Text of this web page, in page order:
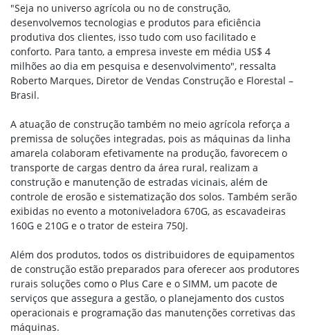
"Seja no universo agrícola ou no de construção,
desenvolvemos tecnologias e produtos para eficiência
produtiva dos clientes, isso tudo com uso facilitado e
conforto. Para tanto, a empresa investe em média US$ 4
milhões ao dia em pesquisa e desenvolvimento", ressalta
Roberto Marques, Diretor de Vendas Construção e Florestal –
Brasil.
A atuação de construção também no meio agrícola reforça a
premissa de soluções integradas, pois as máquinas da linha
amarela colaboram efetivamente na produção, favorecem o
transporte de cargas dentro da área rural, realizam a
construção e manutenção de estradas vicinais, além de
controle de erosão e sistematização dos solos. Também serão
exibidas no evento a motoniveladora 670G, as escavadeiras
160G e 210G e o trator de esteira 750J.
Além dos produtos, todos os distribuidores de equipamentos
de construção estão preparados para oferecer aos produtores
rurais soluções como o Plus Care e o SIMM, um pacote de
serviços que assegura a gestão, o planejamento dos custos
operacionais e programação das manutenções corretivas das
máquinas.